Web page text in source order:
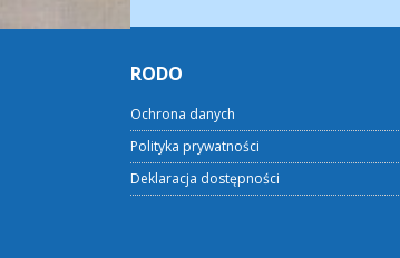
RODO
Ochrona danych
Polityka prywatności
Deklaracja dostępności